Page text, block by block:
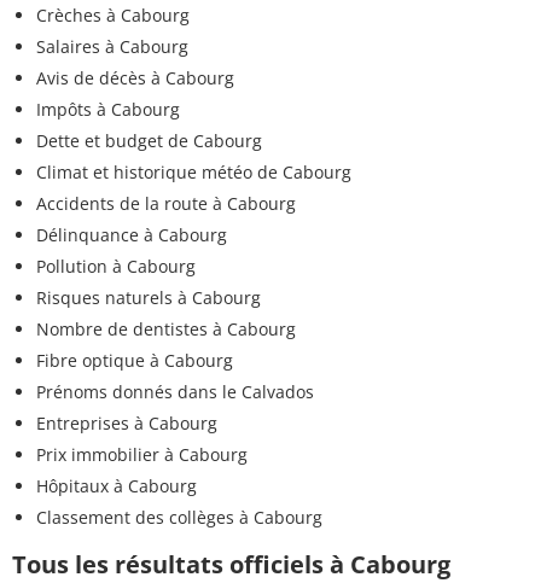
Crèches à Cabourg
Salaires à Cabourg
Avis de décès à Cabourg
Impôts à Cabourg
Dette et budget de Cabourg
Climat et historique météo de Cabourg
Accidents de la route à Cabourg
Délinquance à Cabourg
Pollution à Cabourg
Risques naturels à Cabourg
Nombre de dentistes à Cabourg
Fibre optique à Cabourg
Prénoms donnés dans le Calvados
Entreprises à Cabourg
Prix immobilier à Cabourg
Hôpitaux à Cabourg
Classement des collèges à Cabourg
Tous les résultats officiels à Cabourg